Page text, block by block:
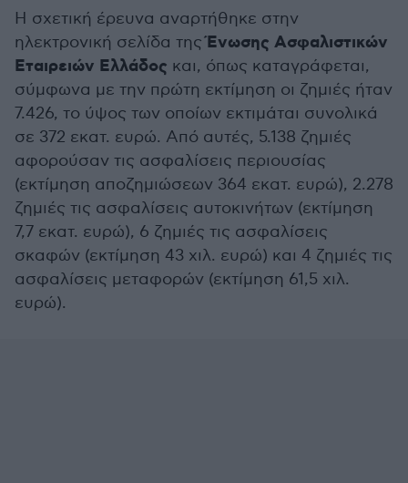
Η σχετική έρευνα αναρτήθηκε στην
ηλεκτρονική σελίδα τηςΈνωσης Ασφαλιστικών
Εταιρειών Ελλάδος και, όπως καταγράφεται,
σύμφωνα με την πρώτη εκτίμηση οι ζημιές ήταν
7.426, το ύψος των οποίων εκτιμάται συνολικά
σε 372 εκατ. ευρώ. Από αυτές, 5.138 ζημιές
αφορούσαν τις ασφαλίσεις περιουσίας
(εκτίμηση αποζημιώσεων 364 εκατ. ευρώ), 2.278
ζημιές τις ασφαλίσεις αυτοκινήτων (εκτίμηση
7,7 εκατ. ευρώ), 6 ζημιές τις ασφαλίσεις
σκαφών (εκτίμηση 43 χιλ. ευρώ) και 4 ζημιές τις
ασφαλίσεις μεταφορών (εκτίμηση 61,5 χιλ.
ευρώ).